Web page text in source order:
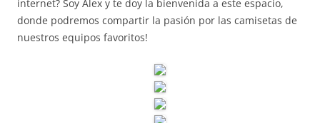
internet? Soy Alex y te doy la bienvenida a este espacio,
donde podremos compartir la pasión por las camisetas de
nuestros equipos favoritos!